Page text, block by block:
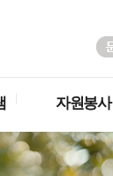
자원봉사